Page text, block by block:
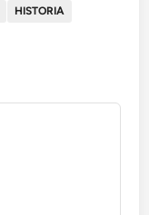
HISTORIA